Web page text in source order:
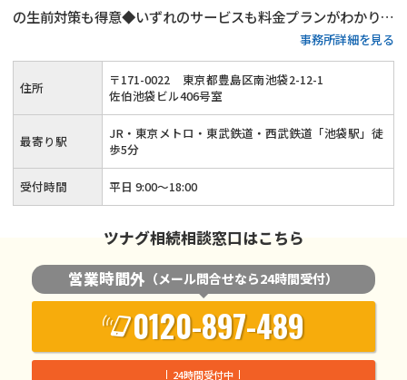
の生前対策も得意◆いずれのサービスも料金プランがわかりや
すい◆豊島区・板橋区・練馬区・北区で相続税申告をするなら
当事務所にご相談ください！15年以上の実務経験がある税理
士が丁寧に対応いたします！
事務所詳細を見る
住所 〒171-0022
東京都豊島区南池袋2-12-1
佐伯池袋ビル406号室
最寄り駅
JR・東京メトロ・東武鉄道・西武鉄道「池袋駅」徒
歩5分
受付時間 平日 9:00～18:00
ツナグ相続相談窓口はこちら
営業時間外 （メール問合せなら24時間受付）
0120-897-489
24時間受付中